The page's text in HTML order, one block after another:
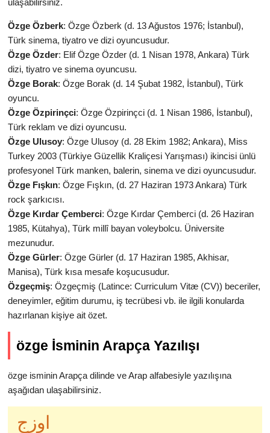
ulaşabilirsiniz.
Özge Özberk: Özge Özberk (d. 13 Ağustos 1976; İstanbul),
Türk sinema, tiyatro ve dizi oyuncusudur.
Özge Özder: Elif Özge Özder (d. 1 Nisan 1978, Ankara) Türk
dizi, tiyatro ve sinema oyuncusu.
Özge Borak: Özge Borak (d. 14 Şubat 1982, İstanbul), Türk
oyuncu.
Özge Özpirinçci: Özge Özpirinçci (d. 1 Nisan 1986, İstanbul),
Türk reklam ve dizi oyuncusu.
Özge Ulusoy: Özge Ulusoy (d. 28 Ekim 1982; Ankara), Miss
Turkey 2003 (Türkiye Güzellik Kraliçesi Yarışması) ikincisi ünlü
profesyonel Türk manken, balerin, sinema ve dizi oyuncusudur.
Özge Fışkın: Özge Fışkın, (d. 27 Haziran 1973 Ankara) Türk
rock şarkıcısı.
Özge Kırdar Çemberci: Özge Kırdar Çemberci (d. 26 Haziran
1985, Kütahya), Türk millî bayan voleybolcu. Üniversite
mezunudur.
Özge Gürler: Özge Gürler (d. 17 Haziran 1985, Akhisar,
Manisa), Türk kısa mesafe koşucusudur.
Özgeçmiş: Özgeçmiş (Latince: Curriculum Vitæ (CV)) beceriler,
deneyimler, eğitim durumu, iş tecrübesi vb. ile ilgili konularda
hazırlanan kişiye ait özet.
özge İsminin Arapça Yazılışı
özge isminin Arapça dilinde ve Arap alfabesiyle yazılışına
aşağıdan ulaşabilirsiniz.
اوزج